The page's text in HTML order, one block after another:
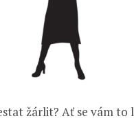
žárlit? Ať se vám to